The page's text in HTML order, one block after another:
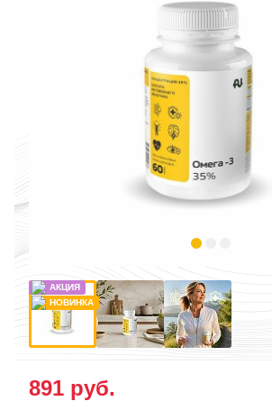
891 руб.